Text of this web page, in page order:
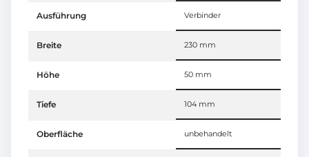
Ausführung Verbinder
Breite 230 mm
Höhe 50 mm
Tiefe 104 mm
Oberfläche unbehandelt